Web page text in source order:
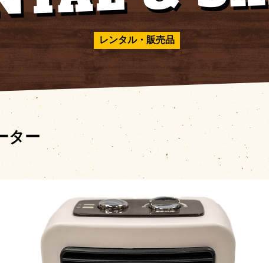
コテージ
BBQ・デイキャンプ
場内施設
場内マップ
レンタル・販売品
KOOBUTSU
１日の流れ
料金・シーズンカ
よくある
那須高原
シーズンカレンダー
タルハンター
KOBO
流れ
安全に 楽しむために
ペット連れの方へ
よくあるご質問
那須高原の気候
レンタル・販売品
ター